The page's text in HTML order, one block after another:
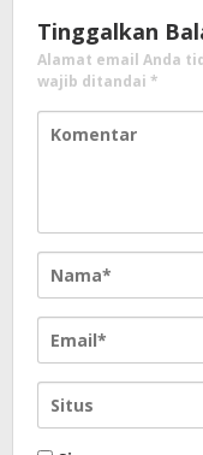
Tinggalkan
Alamat email Anda
wajib ditandai *